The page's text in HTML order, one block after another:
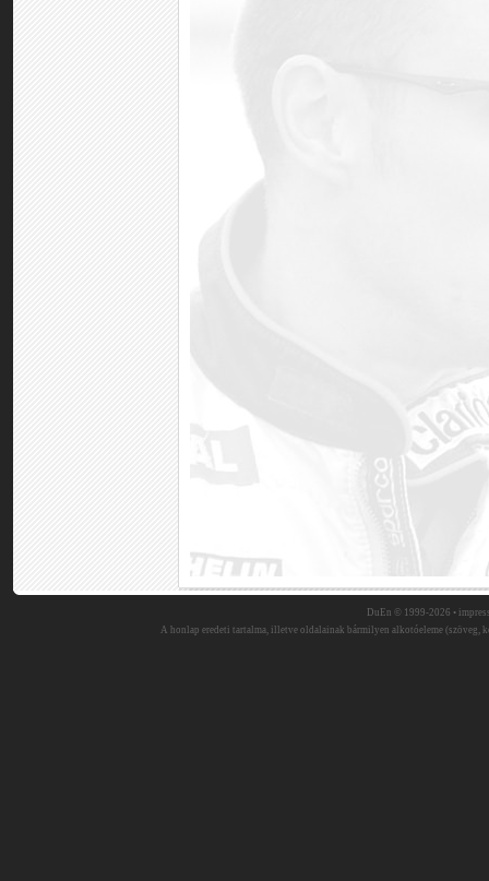
DuEn © 1999-2026 •
A honlap eredeti tartalma, illetve oldalainak bármilyen alkotóeleme (szöveg,